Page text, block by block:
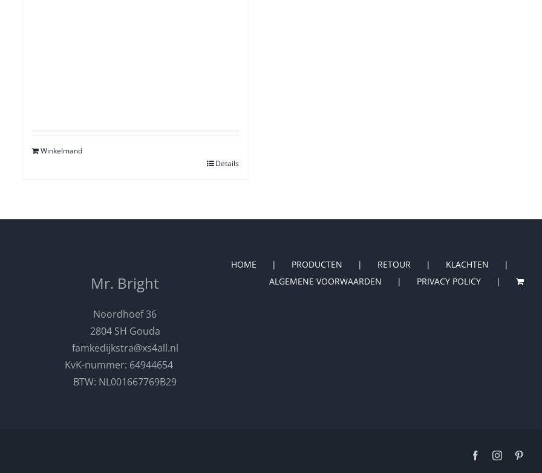
Winkelmand
Details
Mr. Bright
Noordhoef 36
2804 SH Gouda
famkedijkstra@xs4all.nl
KvK-nummer: 64944654
BTW: NL001667769B29
HOME PRODUCTEN RETOUR
KLACHTEN
ALGEMENE VOORWAARDEN
PRIVACY POLICY
FacebookInstagram